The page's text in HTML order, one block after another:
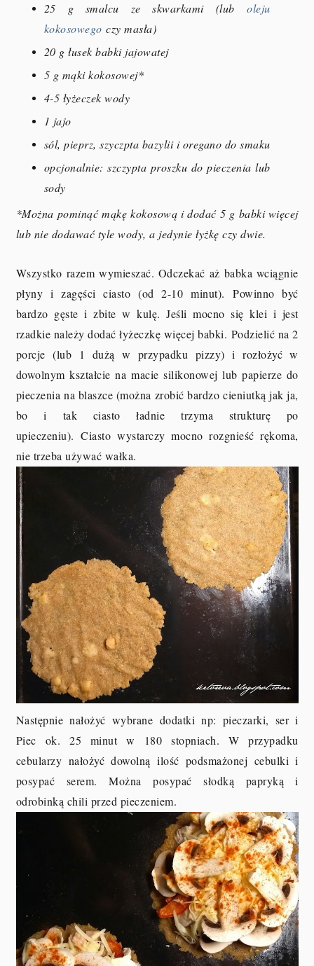
25 g smalcu ze skwarkami (luboleju
kokosowego czy masła)
20 g łusek babki jajowatej
5 g mąki kokosowej*
4-5 łyżeczek wody
1 jajo
sól, pieprz, szyczpta bazylii i oregano do smaku
opcjonalnie: szczypta proszku do pieczenia lub
sody
*Można pominąć mąkę kokosową i dodać 5 g babki więcej
lub nie dodawać tyle wody, a jedynie łyżkę czy dwie.
Wszystko razem wymieszać. Odczekać aż babka wciągnie
płyny i zagęści ciasto (od 2-10 minut).Powinno być
bardzo gęste i zbite w kulę. Jeśli mocno się klei i jest
rzadkie należy dodać łyżeczkę więcej babki. Podzielić na 2
porcje (lub 1 dużą w przypadku pizzy) i rozłożyć w
dowolnym kształcie na macie silikonowej lub papierze do
pieczenia na blaszce (można zrobić bardzo cieniutką jak ja,
bo i tak ciasto ładnie trzyma strukturę po
upieczeniu). Ciasto wystarczy mocno rozgnieść rękoma,
nie trzeba używać wałka.
Następnie nałożyć wybrane dodatki np: pieczarki, ser i
Piec ok. 25 minut w 180 stopniach. W przypadku
cebularzy nałożyć dowolną ilość podsmażonej cebulki i
posypać serem. Można posypać słodką papryką i
odrobinką chili przed pieczeniem.